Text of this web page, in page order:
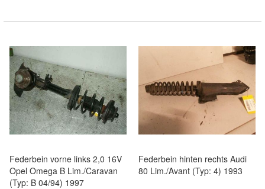
Federbein vorne links 2,0 16V
Opel Omega B Lim./Caravan
(Typ: B 04/94) 1997
Federbein hinten rechts Audi
80 Lim./Avant (Typ: 4) 1993